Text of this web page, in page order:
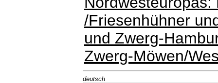
/Friesenhühner
und Zwerg-
Zwerg-Möwen/
deutsch